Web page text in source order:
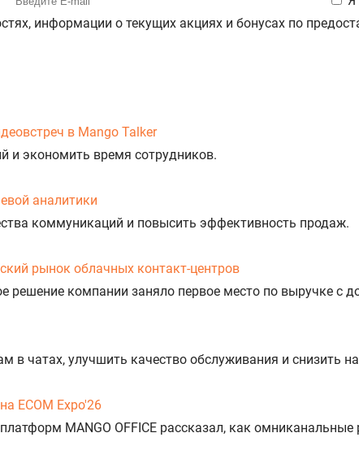
информации о текущих акциях и бонусах по
в Mango Talker
и экономить время сотрудников.
аналитики
коммуникаций и повысить эффективность продаж.
рынок облачных контакт-центров
решение компании заняло первое место по выручке с
в чатах, улучшить качество обслуживания и снизить
ECOM Expo'26
MANGO OFFICE рассказал, как